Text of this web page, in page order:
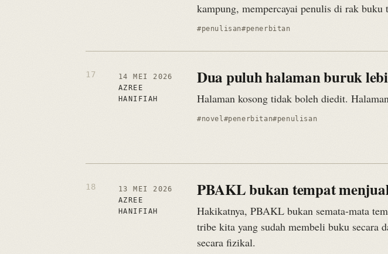
kampung, mempercayai penulis di rak
#penulisan#penerbitan
14 MEI 2026
AZREE
HANIFIAH
Dua puluh halaman buruk
Halaman kosong tidak boleh diedit.
#novel#penerbitan#penulisan
13 MEI 2026
AZREE
HANIFIAH
PBAKL bukan tempat
Hakikatnya, PBAKL bukan semata-mata
tribe kita yang sudah membeli buku secara
secara fizikal.